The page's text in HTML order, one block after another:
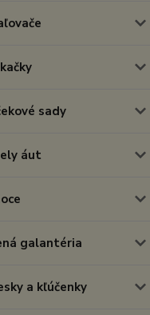
sady
áut
galantéria
a kľúčenky